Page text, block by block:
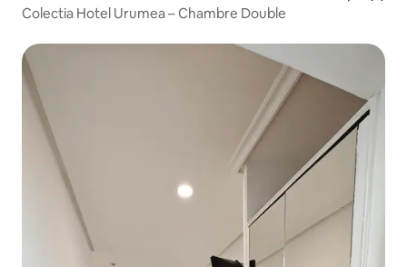
Colectia Hotel Urumea – Chambre Double